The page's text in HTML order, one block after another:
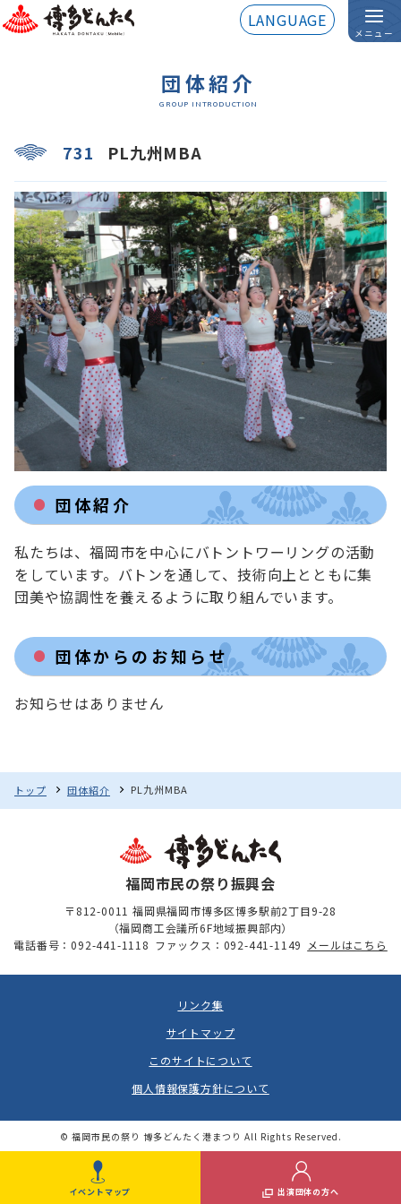
LANGUAGE
メニュー
イベントマップ 出演団体の方へ
団体紹介
GROUP INTRODUCTION
731 PL九州MBA
団体紹介
私たちは、福岡市を中心にバトントワーリングの活動
をしています。バトンを通して、技術向上とともに集
団美や協調性を養えるように取り組んでいます。
団体からのお知らせ
お知らせはありません
トップ 団体紹介 PL九州MBA
福岡市民の祭り振興会
〒812-0011 福岡県福岡市博多区博多駅前2丁目9-28
（福岡商工会議所6F地域振興部内）
電話番号：092-441-1118 ファックス：092-441-1149 メールはこちら
リンク集
サイトマップ
このサイトについて
個人情報保護方針について
© 福岡市民の祭り 博多どんたく港まつり All Rights Reserved.